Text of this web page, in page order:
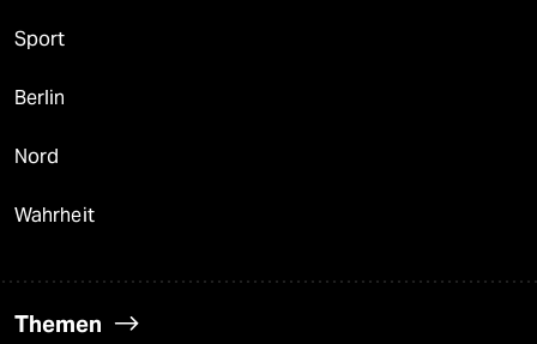
Sport
Berlin
Nord
Wahrheit
Themen